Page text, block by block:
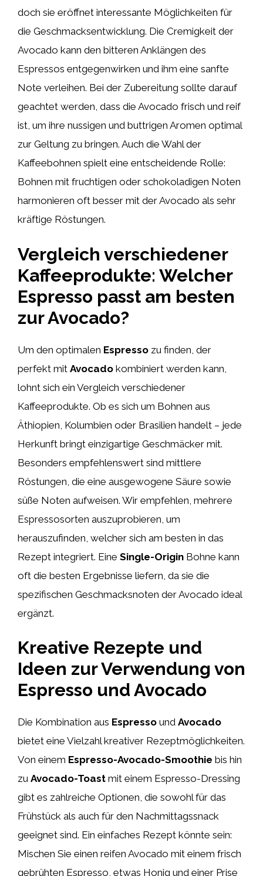
doch sie eröffnet interessante Möglichkeiten für
die Geschmacksentwicklung. Die Cremigkeit der
Avocado kann den bitteren Anklängen des
Espressos entgegenwirken und ihm eine sanfte
Note verleihen. Bei der Zubereitung sollte darauf
geachtet werden, dass die Avocado frisch und reif
ist, um ihre nussigen und buttrigen Aromen optimal
zur Geltung zu bringen. Auch die Wahl der
Kaffeebohnen spielt eine entscheidende Rolle:
Bohnen mit fruchtigen oder schokoladigen Noten
harmonieren oft besser mit der Avocado als sehr
kräftige Röstungen.
Vergleich verschiedener
Kaffeeprodukte: Welcher
Espresso passt am besten
zur Avocado?
Um den optimalen Espresso zu finden, der
perfekt mit Avocado kombiniert werden kann,
lohnt sich ein Vergleich verschiedener
Kaffeeprodukte. Ob es sich um Bohnen aus
Äthiopien, Kolumbien oder Brasilien handelt – jede
Herkunft bringt einzigartige Geschmäcker mit.
Besonders empfehlenswert sind mittlere
Röstungen, die eine ausgewogene Säure sowie
süße Noten aufweisen. Wir empfehlen, mehrere
Espressosorten auszuprobieren, um
herauszufinden, welcher sich am besten in das
Rezept integriert. Eine Single-Origin Bohne kann
oft die besten Ergebnisse liefern, da sie die
spezifischen Geschmacksnoten der Avocado ideal
ergänzt.
Kreative Rezepte und
Ideen zur Verwendung von
Espresso und Avocado
Die Kombination aus Espresso und Avocado
bietet eine Vielzahl kreativer Rezeptmöglichkeiten.
Von einem Espresso-Avocado-Smoothie bis hin
zu Avocado-Toast mit einem Espresso-Dressing
gibt es zahlreiche Optionen, die sowohl für das
Frühstück als auch für den Nachmittagssnack
geeignet sind. Ein einfaches Rezept könnte sein:
Mischen Sie einen reifen Avocado mit einem frisch
gebrühten Espresso, etwas Honig und einer Prise